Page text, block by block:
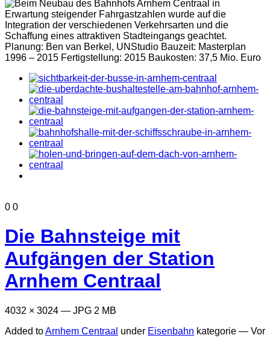
0 0
Die Bahnsteige mit
Aufgängen der Station
Arnhem Centraal
4032 × 3024 — JPG 2 MB
Added toArnhem Centraal under Eisenbahn kategorie — Vor